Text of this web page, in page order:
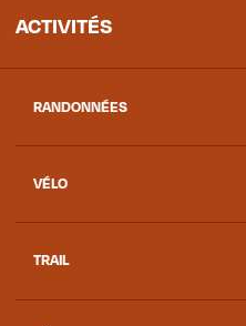
ACTIVITÉS
RANDONNÉES
VÉLO
TRAIL
de-Maurienne